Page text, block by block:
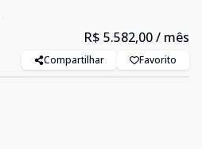
R$ 5.582,00/ mês
Compartilhar Favorito